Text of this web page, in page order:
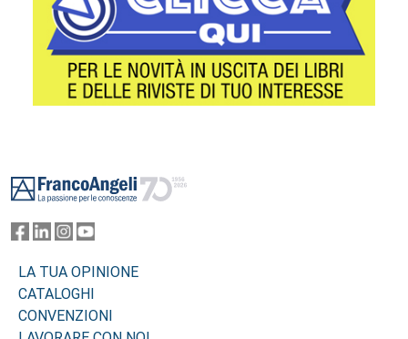
LA TUA OPINIONE
CATALOGHI
CONVENZIONI